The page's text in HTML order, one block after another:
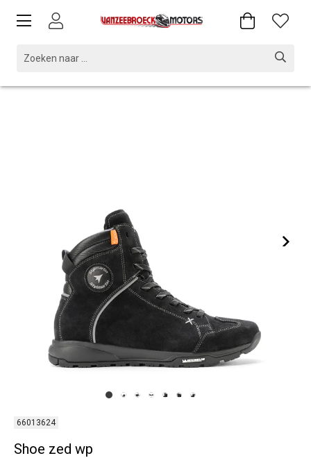
66013624
Shoe zed wp